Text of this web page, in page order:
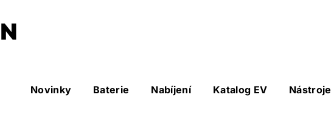
Hlavní
Novinky Baterie Nabíjení Katalog EV Nástroje
Nástroje sub-navigation